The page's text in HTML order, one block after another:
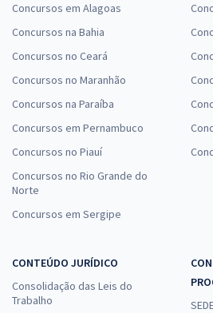
Concursos em Alagoas
Concursos na Bahia
Concursos no Ceará
Concursos no Maranhão
Concursos na Paraíba
Concursos em Pernambuco
Concursos no Piauí
Concursos no Rio Grande do
Norte
Concursos em Sergipe
CONTEÚDO JURÍDICO
Consolidação das Leis do
Trabalho